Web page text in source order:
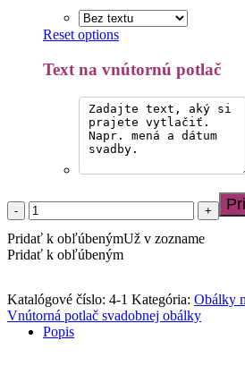
Reset options
Text na vnútornú potlač
množstvo
Vnútorná
potlač
do
Svetlé
ruže
Pridať k obľúbenýmUž v zozname
Pridať k obľúbeným
Katalógové číslo: 4-1 Kategória: Obálky
Vnútorná potlač svadobnej obálky
Popis